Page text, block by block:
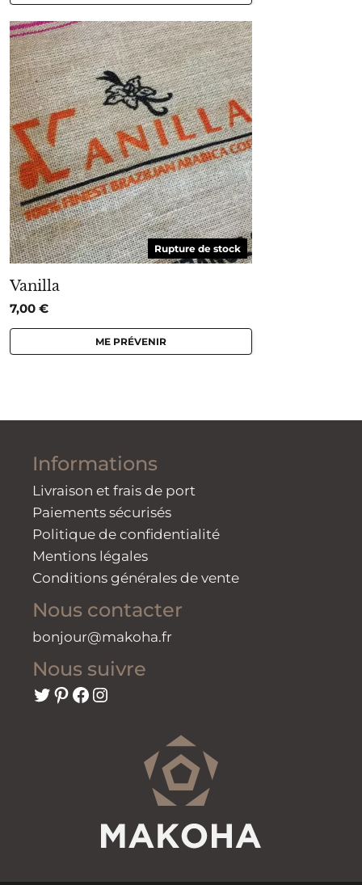
Rupture de stock
Vanilla
7,00 €
ME PRÉVENIR
Informations
Livraison et frais de port
Paiements sécurisés
Politique de confidentialité
Mentions légales
Conditions générales de vente
Nous contacter
bonjour@makoha.fr
Nous suivre
Twitter
Pinterest
Facebook
Instagram